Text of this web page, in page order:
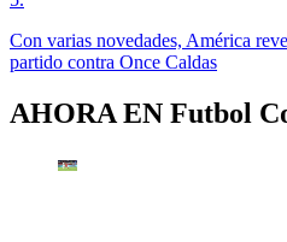
Con varias novedades, América
partido contra Once Caldas
AHORA EN Futbol